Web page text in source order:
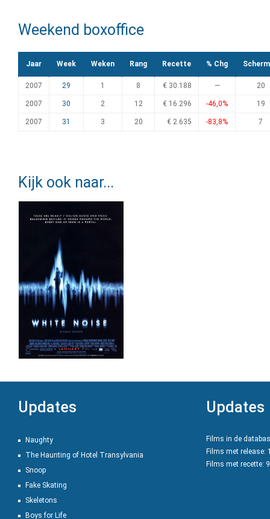
Weekend boxoffice
Jaar Week Weken Rang Recette % Chg
2007 29 1 8 € 30.188 — 20
2007 30 2 12 € 16.296 -46,0% 19
2007 31 3 20 € 2.635 -83,8% 7
Kijk ook naar...
Updates
Naughty
The Haunting of Hotel Transylvania
Snoop
Fake Skating
Skeletons
Boys for Life
Updates
Films in de
Films met release:
Films met recette: